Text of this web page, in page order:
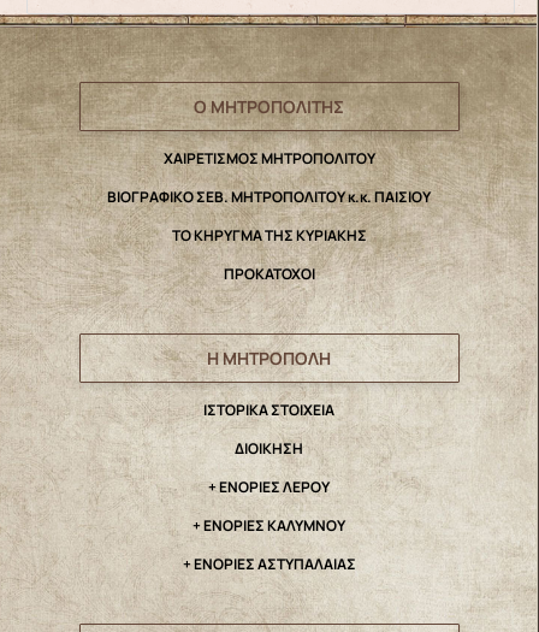
Ο ΜΗΤΡΟΠΟΛΙΤΗΣ
ΧΑΙΡΕΤΙΣΜΟΣ ΜΗΤΡΟΠΟΛΙΤΟΥ
ΒΙΟΓΡΑΦΙΚΟ ΣΕΒ. ΜΗΤΡΟΠΟΛΙΤΟΥ κ.κ. ΠΑΙΣΙΟΥ
ΤΟ ΚΗΡΥΓΜΑ ΤΗΣ ΚΥΡΙΑΚΗΣ
ΠΡΟΚΑΤΟΧΟΙ
Η ΜΗΤΡΟΠΟΛΗ
IΣΤΟΡΙΚΑ ΣΤΟΙΧΕΙΑ
ΔΙΟΙΚΗΣΗ
+ ΕΝΟΡΙΕΣ ΛΕΡΟΥ
+ ΕΝΟΡΙΕΣ ΚΑΛΥΜΝΟΥ
+ ΕΝΟΡΙΕΣ ΑΣΤΥΠΑΛΑΙΑΣ